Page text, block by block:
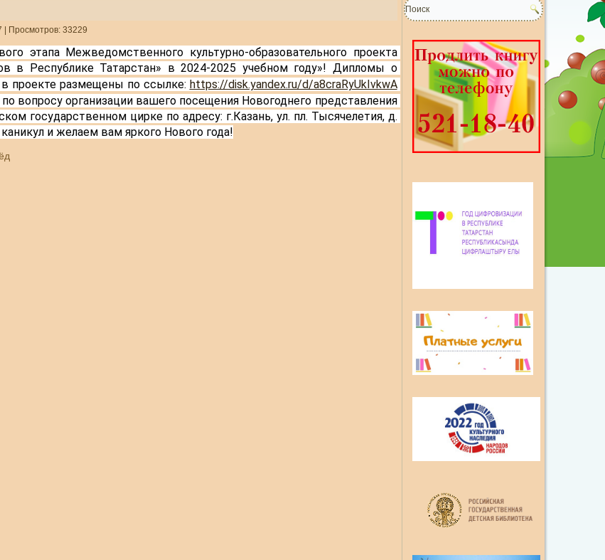
| Просмотров: 33229
этапа Межведомственного культурно-образовательного проекта
в Республике Татарстан» в 2024-2025 учебном году»! Дипломы о
проекте размещены по ссылке: https://disk.yandex.ru/d/a8craRyUkIvkwA
Позднее с вами свяжутся по вопросу организации вашего посещения Новогоднего представления
государственном цирке по адресу: г.Казань, ул. пл. Тысячелетия, д.
и желаем вам яркого Нового года!